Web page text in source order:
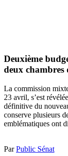
Deuxième
deux chambres
La commission
23 avril, s’est
définitive du
conserve plusieurs
emblématiques ont
ParPublic Sénat